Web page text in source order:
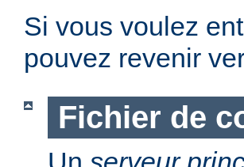
Si vous voulez
pouvez revenir
Fichier de